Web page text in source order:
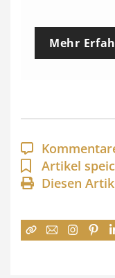
Mehr
Artikel
Diesen